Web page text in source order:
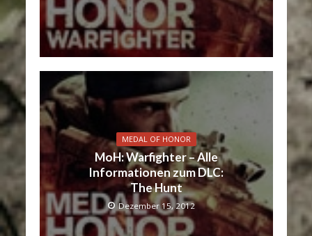
MEDAL OF HONOR
MoH: Warfighter – Alle
Informationen zum DLC:
The Hunt
Dezember 15, 2012